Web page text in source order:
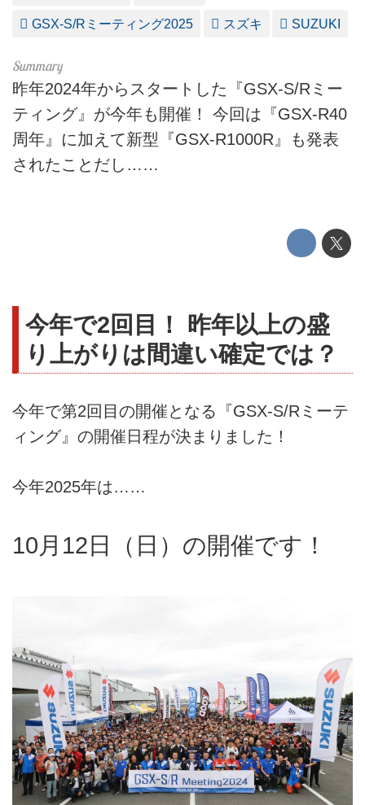
GSX-S/Rミーティング2025 スズキ SUZUKI
昨年2024年からスタートした『GSX-S/Rミー
ティング』が今年も開催！ 今回は『GSX-R40
周年』に加えて新型『GSX-R1000R』も発表
されたことだし……
今年で2回目！ 昨年以上の盛
り上がりは間違い確定では？
今年で第2回目の開催となる『GSX-S/Rミーテ
ィング』の開催日程が決まりました！
今年2025年は……
10月12日（日）の開催です！